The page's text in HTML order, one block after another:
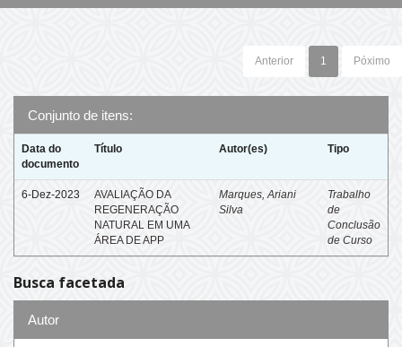
Anterior 1 Póximo
Conjunto de itens:
Data do
documento
Título Autor(es) Tipo
6-Dez-2023
AVALIAÇÃO DA
REGENERAÇÃO
NATURAL EM UMA
ÁREA DE APP
Marques, Ariani
Silva
Trabalho
de
Conclusão
de Curso
Busca facetada
Autor